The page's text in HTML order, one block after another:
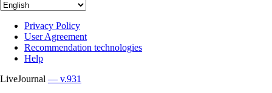
Privacy Policy
User Agreement
Recommendation technologies
Help
LiveJournal — v.931